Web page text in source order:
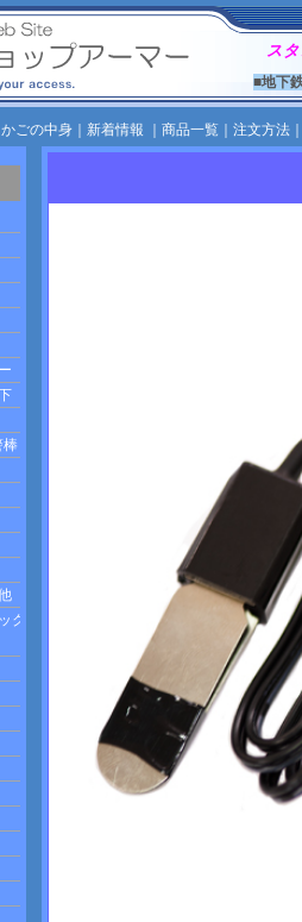
ス
■地下
かごの中身｜ 新着情報 商品一覧｜ 注文方法